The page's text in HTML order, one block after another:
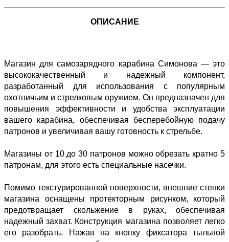
ОПИСАНИЕ
Магазин для самозарядного карабина Симонова — это
высококачественный и надежный компонент,
разработанный для использования с популярным
охотничьим и стрелковым оружием. Он предназначен для
повышения эффективности и удобства эксплуатации
вашего карабина, обеспечивая бесперебойную подачу
патронов и увеличивая вашу готовность к стрельбе.
Магазины от 10 до 30 патронов можно обрезать кратно 5
патронам, для этого есть специальные насечки.
Помимо текстурированной поверхности, внешние стенки
магазина оснащены протекторным рисунком, который
предотвращает скольжение в руках, обеспечивая
надежный захват. Конструкция магазина позволяет легко
его разобрать. Нажав на кнопку фиксатора тыльной